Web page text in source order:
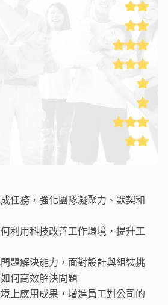
任務，強化團隊凝聚力、默契和
利用科技改善工作環境，提升工
題解決能力，面對設計與組裝挑
何高效解決問題
上應用成果，增進員工對公司的